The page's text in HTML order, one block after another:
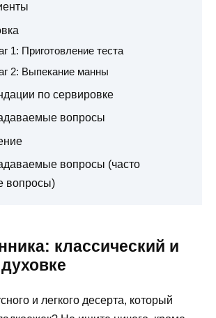
1: Приготовление теста
2: Выпекание манны
по сервировке
вопросы
вопросы (часто
вопросы)
классический и
и легкого десерта, который